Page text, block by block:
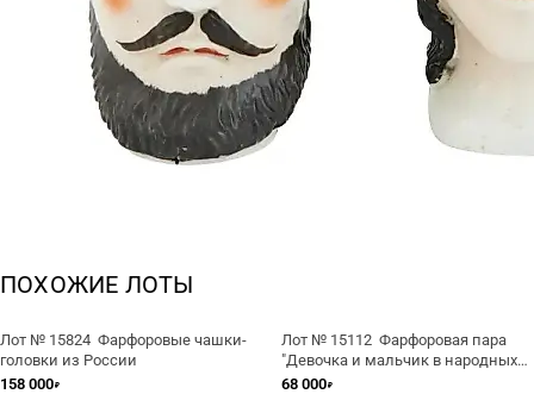
ПОХОЖИЕ ЛОТЫ
Лот № 15824 Фарфоровые чашки-
головки из России
158 000₽
Лот № 15112 Фарфоровая пара
"Девочка и мальчик в народных
костюмах" Кузнецов, Латвия
68 000₽